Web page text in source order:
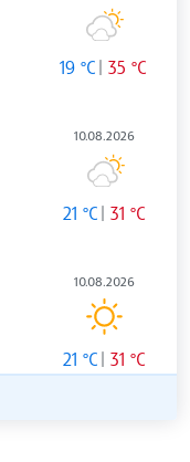
19 °C 35 °C
10.08.2026
21 °C 31 °C
10.08.2026
21 °C 31 °C